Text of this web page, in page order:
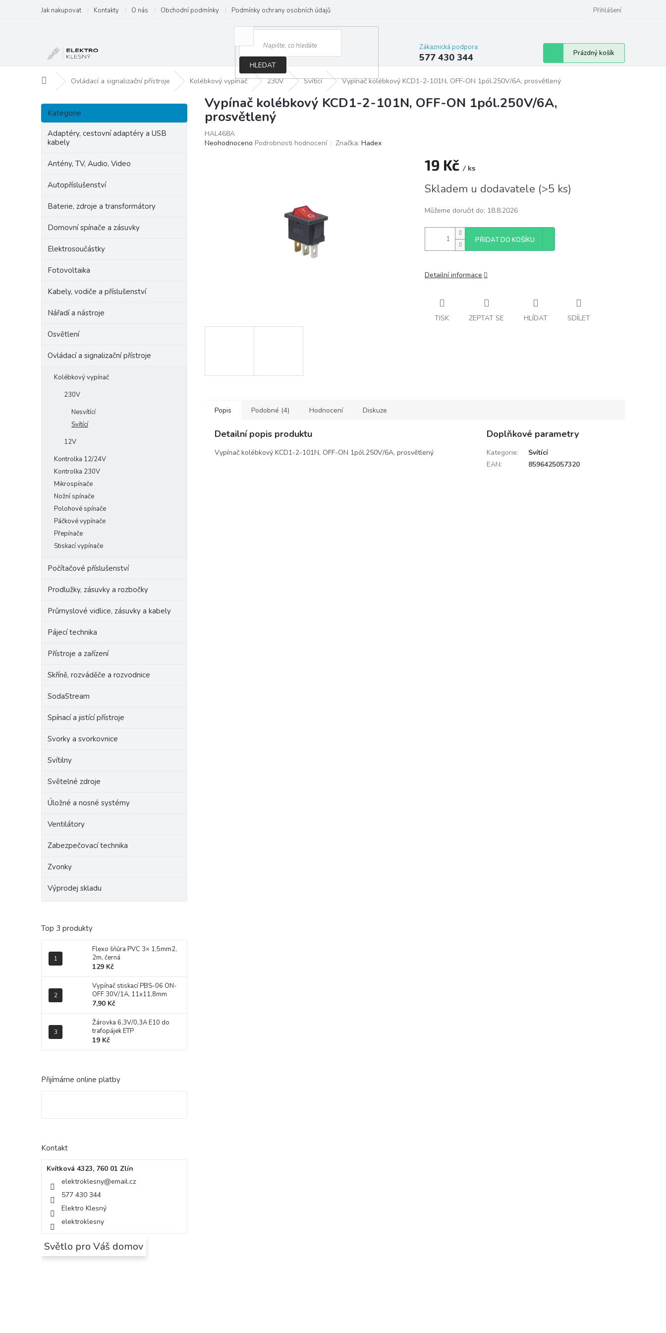
obsah
Jak nakupovat Kontakty O nás Obchodní podmínky Podmínky ochrany osobních údajů Přihlášení
HLEDAT
Zákaznická podpora:
577 430 344
Nákupní
košík
Prázdný košík
Domů Ovládací a signalizační přístroje Kolébkový vypínač 230V Svítící Vypínač kolébkový KCD1-2-101N, OFF-ON 1pól.250V/6A, prosvětlený
P
s
Přeskočit
kategorie
Kategorie
Adaptéry, cestovní adaptéry a USB
kabely
Antény, TV, Audio, Video
Autopříslušenství
Baterie, zdroje a transformátory
Domovní spínače a zásuvky
Elektrosoučástky
Fotovoltaika
Kabely, vodiče a příslušenství
Nářadí a nástroje
Osvětlení
Ovládací a signalizační přístroje
Kolébkový vypínač
230V
Nesvítící
Svítící
12V
Kontrolka 12/24V
Kontrolka 230V
Mikrospínače
Nožní spínače
Polohové spínače
Páčkové vypínače
Přepínače
Stiskací vypínače
Počítačové příslušenství
Prodlužky, zásuvky a rozbočky
Průmyslové vidlice, zásuvky a kabely
Pájecí technika
Přístroje a zařízení
Skříně, rozváděče a rozvodnice
SodaStream
Spínací a jistící přístroje
Svorky a svorkovnice
Svítilny
Světelné zdroje
Úložné a nosné systémy
Ventilátory
Zabezpečovací technika
Zvonky
Výprodej skladu
Top 3 produkty
Flexo šňůra PVC 3× 1,5mm2,
2m, černá
129 Kč
Vypínač stiskací PBS-06 ON-
OFF 30V/1A, 11x11,8mm
7,90 Kč
Žárovka 6,3V/0,3A E10 do
trafopájek ETP
19 Kč
Přijímáme online platby
Kontakt
Kvítková 4323, 760 01 Zlín
elektroklesny@email.cz
577 430 344
Elektro Klesný
elektroklesny
Světlo pro Váš domov
Vypínač kolébkový KCD1-2-101N, OFF-ON 1pól.250V/6A,
prosvětlený
HAL468A
Průměrné
Neohodnoceno Podrobnosti hodnocení Značka: Hadex
19 Kč / ks
cena:
Skladem u dodavatele (>5 ks)
Můžeme doručit do: 18.8.2026
PŘIDAT DO KOŠÍKU
Detailní informace
TISK ZEPTAT SE HLÍDAT SDÍLET
Popis Podobné (4) Hodnocení Diskuze
Detailní popis produktu
Vypínač kolébkový KCD1-2-101N, OFF-ON 1pól.250V/6A, prosvětlený
Doplňkové parametry
Kategorie:
Svítící
EAN: 8596425057320